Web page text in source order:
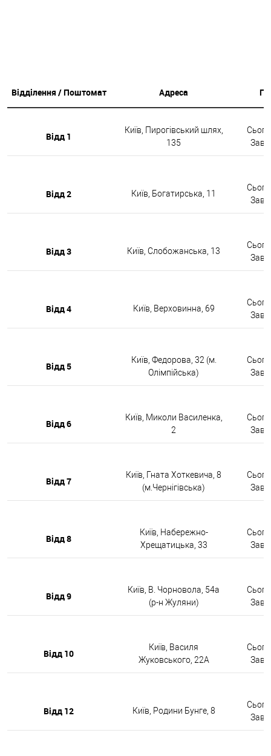
Відділення / Поштомат Адреса
Відд 1
Київ, Пирогівський шлях,
135
Відд 2 Київ, Богатирська, 11
Відд 3 Київ, Слобожанська, 13
Відд 4 Київ, Верховинна, 69
Відд 5
Київ, Федорова, 32 (м.
Олімпійська)
Відд 6
Київ, Миколи Василенка,
2
Відд 7
Київ, Гната Хоткевича, 8
(м.Чернігівська)
Відд 8
Київ, Набережно-
Хрещатицька, 33
Відд 9
Київ, В. Чорновола, 54а
(р-н Жуляни)
Відд 10
Київ, Василя
Жуковського, 22А
Відд 12 Київ, Родини Бунге, 8